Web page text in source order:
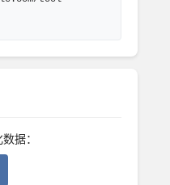
据：